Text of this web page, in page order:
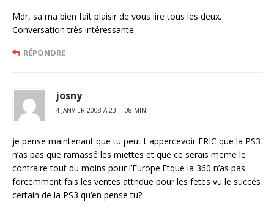
Mdr, sa ma bien fait plaisir de vous lire tous les deux.
Conversation très intéressante.
RÉPONDRE
josny
4 JANVIER 2008 À 23 H 08 MIN
je pense maintenant que tu peut t appercevoir ERIC que la PS3
n’as pas que ramassé les miettes et que ce serais meme le
contraire tout du moins pour l’Europe.Etque la 360 n’as pas
forcemment fais les ventes attndue pour les fetes vu le succés
certain de la PS3 qu’en pense tu?